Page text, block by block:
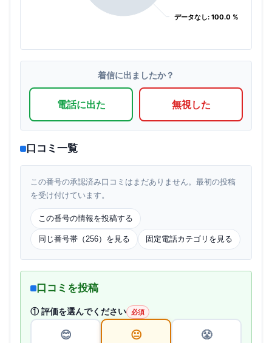
データなし: 100.0 %
データなし: 100.0 %
着信に出ましたか？
電話に出た 無視した
口コミ一覧
この番号の承認済み口コミはまだありません。最初の投稿
を受け付けています。
この番号の情報を投稿する
同じ番号帯（256）を見る 固定電話カテゴリを見る
口コミを投稿
① 評価を選んでください 必須
😊 😐 😤